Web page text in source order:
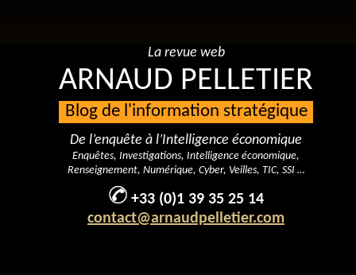
La revue web
ARNAUD PELLETIER
Blog de l'information stratégique
De l’enquête à l’Intelligence économique
Enquêtes, Investigations, Intelligence économique,
Renseignement, Numérique, Cyber, Veilles, TIC, SSI …
+33 (0)1 39 35 25 14
contact@arnaudpelletier.com